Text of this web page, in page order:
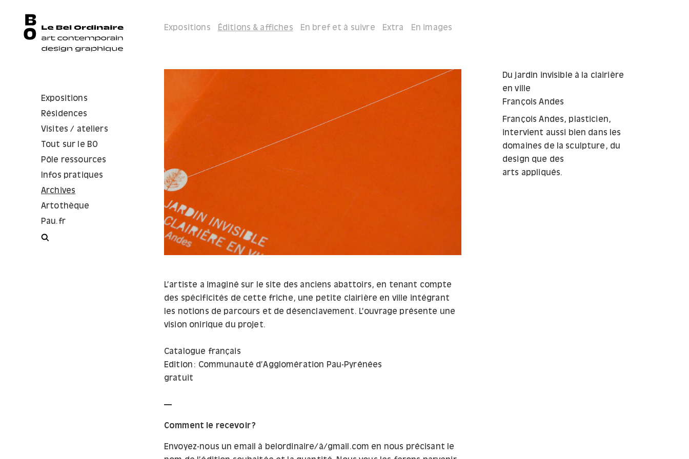
Expositions
Résidences
Visites / ateliers
Tout sur le BO
Pôle ressources
Infos pratiques
Archives
Artothèque
Pau.fr
Rechercher
Expositions Éditions & affiches En bref et à suivre Extra En images
L’artiste a imaginé sur le site des anciens abattoirs, en tenant compte
des spécificités de cette friche, une petite clairière en ville intégrant
les notions de parcours et de désenclavement. L’ouvrage présente une
vision onirique du projet.
Catalogue français
Edition : Communauté d’Agglomération Pau-Pyrénées
gratuit
Comment le recevoir ?
Envoyez-nous un email à belordinaire/à/gmail.com en nous précisant le
Du jardin invisible à la clairière
en ville
François Andes
François Andes, plasticien,
intervient aussi bien dans les
domaines de la sculpture, du
design que des
arts appliqués.